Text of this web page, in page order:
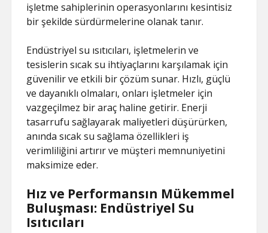
işletme sahiplerinin operasyonlarını kesintisiz
bir şekilde sürdürmelerine olanak tanır.
Endüstriyel su ısıtıcıları, işletmelerin ve
tesislerin sıcak su ihtiyaçlarını karşılamak için
güvenilir ve etkili bir çözüm sunar. Hızlı, güçlü
ve dayanıklı olmaları, onları işletmeler için
vazgeçilmez bir araç haline getirir. Enerji
tasarrufu sağlayarak maliyetleri düşürürken,
anında sıcak su sağlama özellikleri iş
verimliliğini artırır ve müşteri memnuniyetini
maksimize eder.
Hız ve Performansın Mükemmel
Buluşması: Endüstriyel Su
Isıtıcıları